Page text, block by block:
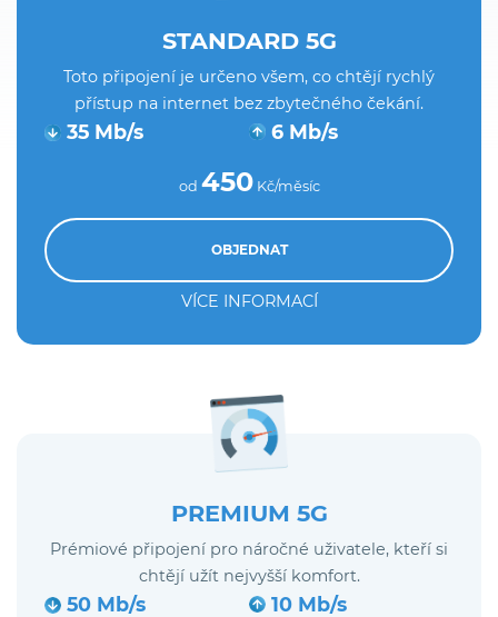
STANDARD 5G
Toto připojení je určeno všem, co chtějí rychlý
přístup na internet bez zbytečného čekání.
35 Mb/s 6 Mb/s
od 450Kč/měsíc
OBJEDNAT
VÍCE INFORMACÍ
PREMIUM 5G
Prémiové připojení pro náročné uživatele, kteří si
chtějí užít nejvyšší komfort.
50 Mb/s 10 Mb/s